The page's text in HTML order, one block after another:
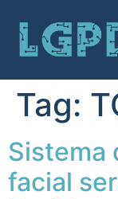
Tag:
Sistema
facial